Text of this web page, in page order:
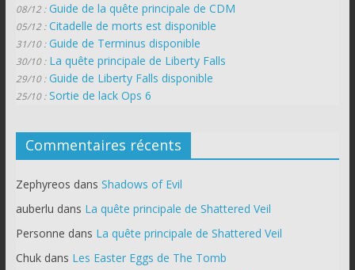
08/12 : Guide de la quête principale de CDM
05/12 : Citadelle de morts est disponible
31/10 : Guide de Terminus disponible
30/10 : La quête principale de Liberty Falls
29/10 : Guide de Liberty Falls disponible
25/10 : Sortie de lack Ops 6
Commentaires récents
Zephyreos dans Shadows of Evil
auberlu dans La quête principale de Shattered Veil
Personne dans La quête principale de Shattered Veil
Chukdans Les Easter Eggs de The Tomb